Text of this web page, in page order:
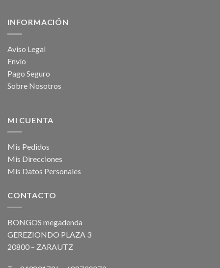
INFORMACIÓN
Aviso Legal
Envío
Pago Seguro
Sobre Nosotros
MI CUENTA
Mis Pedidos
Mis Direcciones
Mis Datos Personales
CONTACTO
BONGOS megadenda
GEREZIONDO PLAZA 3
20800 – ZARAUTZ